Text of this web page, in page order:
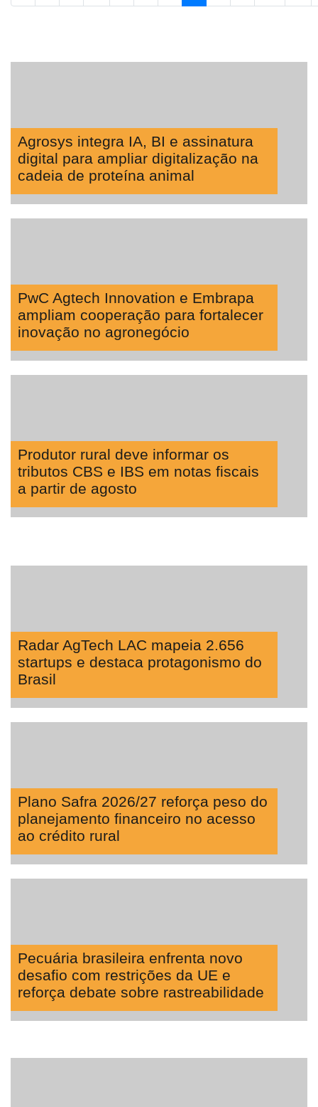
Agrosys integra IA, BI e assinatura
digital para ampliar digitalização na
cadeia de proteína animal
PwC Agtech Innovation e Embrapa
ampliam cooperação para fortalecer
inovação no agronegócio
Produtor rural deve informar os
tributos CBS e IBS em notas fiscais
a partir de agosto
Radar AgTech LAC mapeia 2.656
startups e destaca protagonismo do
Brasil
Plano Safra 2026/27 reforça peso do
planejamento financeiro no acesso
ao crédito rural
Pecuária brasileira enfrenta novo
desafio com restrições da UE e
reforça debate sobre rastreabilidade